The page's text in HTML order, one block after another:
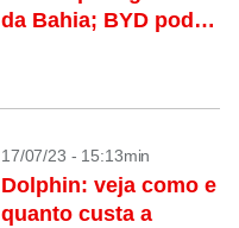
da Bahia; BYD pode
17/07/23 - 15:13min
Dolphin: veja como e
quanto custa a